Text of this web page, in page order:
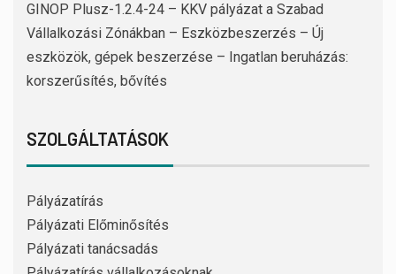
GINOP Plusz-1.2.4-24 – KKV pályázat a Szabad
Vállalkozási Zónákban – Eszközbeszerzés – Új
eszközök, gépek beszerzése – Ingatlan beruházás:
korszerűsítés, bővítés
SZOLGÁLTATÁSOK
Pályázatírás
Pályázati Előminősítés
Pályázati tanácsadás